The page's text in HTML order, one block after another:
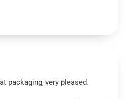
packaging, very pleased.